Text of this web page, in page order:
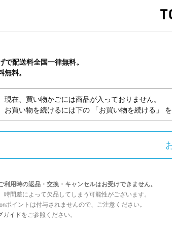
配送料全国一律無料。
料。
現在、買い物かごには商品が入っておりません。
お買い物を続けるには下の 「お買い物を続ける」
用時の返品・交換・キャンセルはお受けできません。
間差によって欠品してしまう可能性がございます。
ポイントは付与されませんので、ご注意ください。
ガイドをご参照ください。